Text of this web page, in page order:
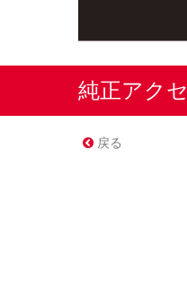
純正アク
戻る